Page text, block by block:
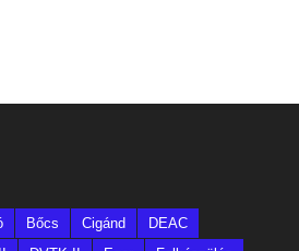
Bőcs Cigánd
DEAC